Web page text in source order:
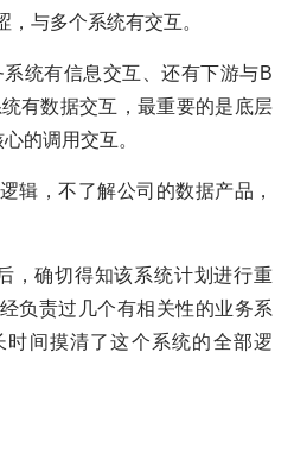
与多个系统有交互。
统有信息交互、还有下游与B
有数据交互，最重要的是底层
的调用交互。
辑，不了解公司的数据产品，
，确切得知该系统计划进行重
负责过几个有相关性的业务系
间摸清了这个系统的全部逻